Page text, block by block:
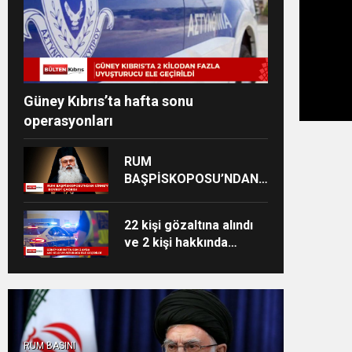
Güney Kıbrıs’ta hafta sonu
operasyonları
RUM
BAŞPİSKOPOSU’NDAN
22 kişi gözaltına alındı
ve 2 kişi hakkında
RUM BASINI